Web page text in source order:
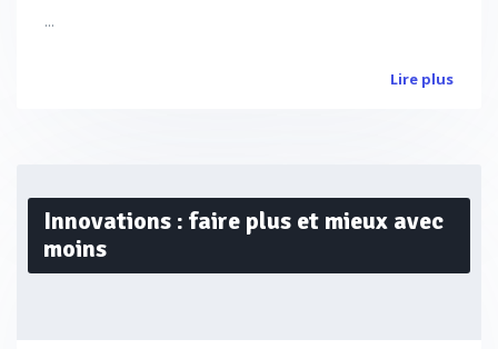
...
Lire plus
Innovations : faire plus et mieux avec
moins